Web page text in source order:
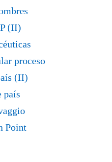
(II)
proceso
(II)
país
Point